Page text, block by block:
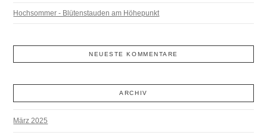
Hochsommer - Blütenstauden am Höhepunkt
NEUESTE KOMMENTARE
ARCHIV
März 2025